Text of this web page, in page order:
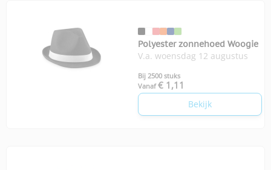
Polyester zonnehoed Woogie
V.a. woensdag 12 augustus
Bij 2500 stuks
Vanaf € 1,11
Bekijk